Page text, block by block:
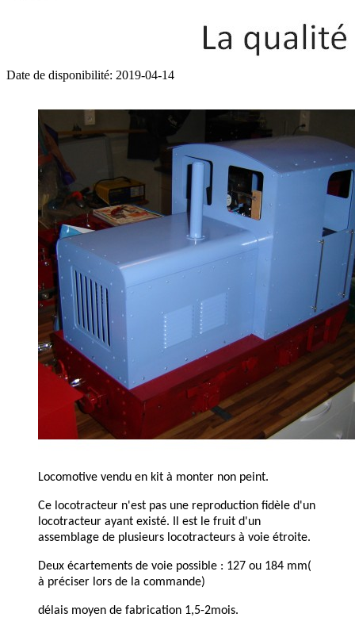
Date de disponibilité: 2019-04-14
Locomotive vendu en kit à monter non peint.
Ce locotracteur n'est pas une reproduction fidèle d'un
locotracteur ayant existé. Il est le fruit d'un
assemblage de plusieurs locotracteurs à voie étroite.
Deux écartements de voie possible : 127 ou 184 mm(
à préciser lors de la commande)
délais moyen de fabrication 1,5-2mois.